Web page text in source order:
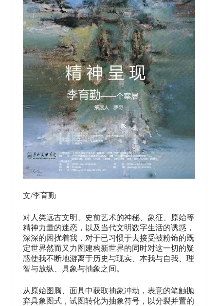
文/李育勤
对人类远古文明、史前艺术的神秘、象征、原始等
精神力量的迷恋，以及当代文明数字生活的诱惑，
深深的困扰着我，对于已习惯于去接受被粉饰的既
定世界然而又力图建构新世界的同时对这一切的疑
惑使我不断地游离于历史与现实、本我与自我、理
智与放纵、具象与抽象之间。
从原始图腾、面具中获取抽象冲动，表意的笔触抛
弃具象图式，试图转化为抽象符号，以分裂并置的